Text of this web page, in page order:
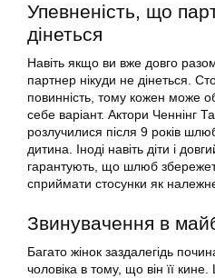
Упевненість, що
дінеться
Навіть якщо ви вже довго
партнер нікуди не дінеться.
повинність, тому кожен може
себе варіант. Актори Ченнінг
розлучилися після 9 років
дитина. Іноді навіть діти і
гарантують, що шлюб
сприймати стосунки як
Звинувачення в
Багато жінок заздалегідь
чоловіка в тому, що він її кине.